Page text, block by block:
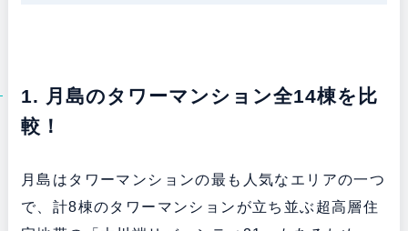
1. 月島のタワーマンション全14棟を比
較！
月島はタワーマンションの最も人気なエリアの一つ
で、計8棟のタワーマンションが立ち並ぶ超高層住